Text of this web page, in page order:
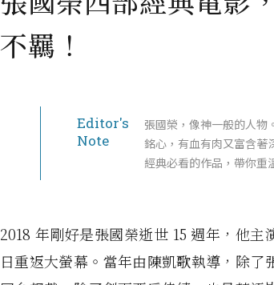
不羈！
Editor's
Note
張國榮，像神一般的人物
銘心，有血有肉又富含著
經典必看的作品，帶你重
2018 年剛好是張國榮逝世 15 週年，他
日重返大螢幕。當年由陳凱歌執導，除